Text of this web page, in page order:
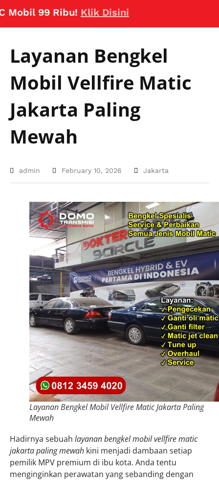
99 Ribu!Klik Disini
Layanan Bengkel
Mobil Vellfire Matic
Jakarta Paling
Mewah
admin February 10, 2026 Jakarta
Layanan Bengkel Mobil Vellfire Matic Jakarta Paling
Mewah
Hadirnya sebuah layanan bengkel mobil vellfire matic
jakarta paling mewah kini menjadi dambaan setiap
pemilik MPV premium di ibu kota. Anda tentu
menginginkan perawatan yang sebanding dengan